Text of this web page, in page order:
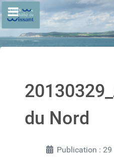
du Nord
Publication :